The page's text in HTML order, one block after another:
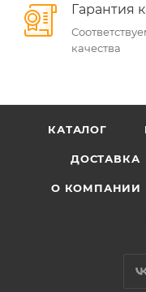
Гарантия
качества
КАТАЛОГ
ДОСТАВКА
О КОМПАНИИ